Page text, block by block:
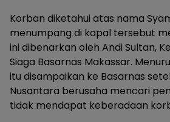
Korban diketahui atas nama
menumpang di kapal tersebut
ini dibenarkan oleh Andi Sultan,
Siaga Basarnas Makassar.
itu disampaikan ke Basarnas
Nusantara berusaha mencari
tidak mendapat keberadaan